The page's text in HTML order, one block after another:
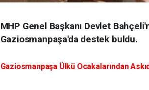
MHP Genel Başkanı Devlet
Gaziosmanpaşa'da destek buldu.
Gaziosmanpaşa Ülkü Ocakalarından